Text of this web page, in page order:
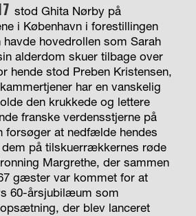
stod Ghita Nørby på
i København i forestillingen
havde hovedrollen som Sarah
alderdom skuer tilbage over
hende stod Preben Kristensen,
har en vanskelig
den krukkede og lettere
franske verdensstjerne på
forsøger at nedfælde hendes
dem på tilskuerrækkernes røde
Margrethe, der sammen
gæster var kommet for at
60-årsjubilæum som
der blev lanceret